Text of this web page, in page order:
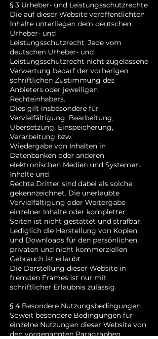
§ 3 Urheber- und Leistungsschutzrechte
Die auf dieser Website veröffentlichten
Inhalte unterliegen dem deutschen
Urheber- und
Leistungsschutzrecht. Jede vom
deutschen Urheber- und
Leistungsschutzrecht nicht zugelassene
Verwertung bedarf der vorherigen
schriftlichen Zustimmung des
Anbieters oder jeweiligen
Rechteinhabers.
Dies gilt insbesondere für
Vervielfältigung, Bearbeitung,
Übersetzung, Einspeicherung,
Verarbeitung bzw.
Wiedergabe von Inhalten in
Datenbanken oder anderen
elektronischen Medien und Systemen.
Inhalte und
Rechte Dritter sind dabei als solche
gekennzeichnet. Die unerlaubte
Vervielfältigung oder Weitergabe
einzelner Inhalte oder kompletter
Seiten ist nicht gestattet und strafbar.
Lediglich die Herstellung von Kopien
und Downloads für den persönlichen,
privaten und nicht kommerziellen
Gebrauch ist erlaubt.
Die Darstellung dieser Website in
fremden Frames ist nur mit
schriftlicher Erlaubnis zulässig.
§ 4 Besondere Nutzungsbedingungen
Soweit besondere Bedingungen für
einzelne Nutzungen dieser Website von
den vorgenannten Paragraphen